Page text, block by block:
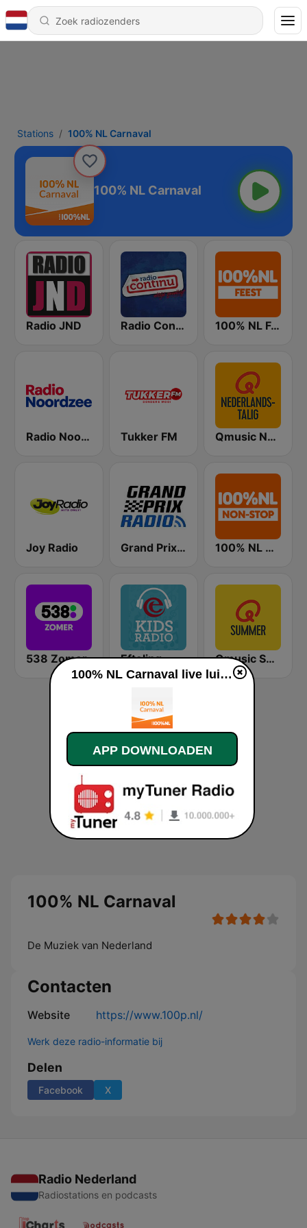
Stations 100% NL Carnaval
100% NL Carnaval
Radio JND Radio Continu 100% NL Feest
Radio Noordzee Tukker FM Qmusic Nederlandstalig
Joy Radio Grand Prix Radio 100% NL Nonstop
538 Zomer Efteling Qmusic Summer
100% NL Carnaval
De Muziek van Nederland
Contacten
Website https://www.100p.nl/
Werk deze radio-informatie bij
Delen
Facebook X
Radio Nederland
Radiostations en podcasts
100% NL Carnaval live luisteren
APP DOWNLOADEN